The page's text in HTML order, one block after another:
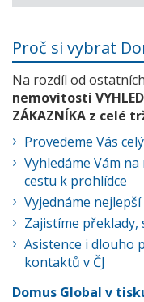
Proč si vybrat
Na rozdíl od
nemovitosti
ZÁKAZNÍKA z celé
Provedeme Vás
Vyhledáme Vám
cestu k prohlídce
Vyjednáme
Zajistíme překlady,
Asistence i dlouho
kontaktů v ČJ
Domus Global v